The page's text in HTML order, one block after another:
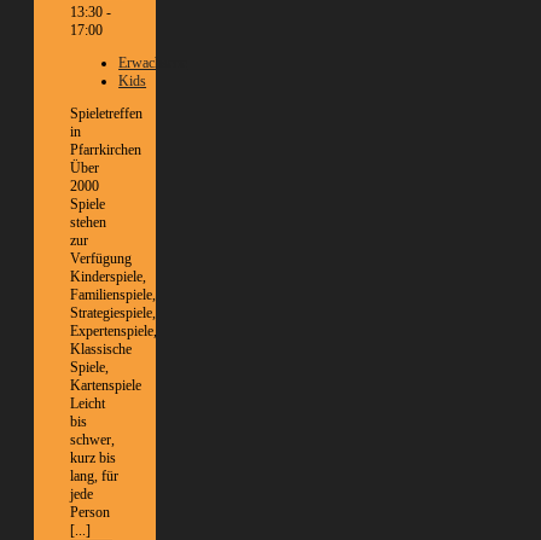
13:30 -
17:00
Erwachsene
Kids
Spieletreffen
in
Pfarrkirchen
Über
2000
Spiele
stehen
zur
Verfügung
Kinderspiele,
Familienspiele,
Strategiespiele,
Expertenspiele,
Klassische
Spiele,
Kartenspiele
Leicht
bis
schwer,
kurz bis
lang, für
jede
Person
[...]